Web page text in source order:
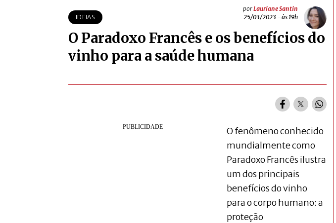
IDEIAS
porLauriane Santin
25/03/2023 - às 19h
O Paradoxo Francês e os benefícios do
vinho para a saúde humana
O fenômeno conhecido
mundialmente como
Paradoxo Francês ilustra
um dos principais
benefícios do vinho
para o corpo humano: a
proteção